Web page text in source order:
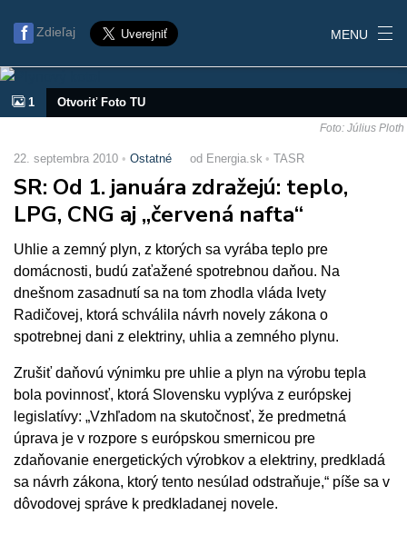
Zdieľaj MENU
1 Otvoriť Foto TU
Foto: Július Ploth
22. septembra 2010 Ostatné od Energia.sk TASR
SR: Od 1. januára zdražejú: teplo,
LPG, CNG aj „červená nafta“
Uhlie a zemný plyn, z ktorých sa vyrába teplo pre
domácnosti, budú zaťažené spotrebnou daňou. Na
dnešnom zasadnutí sa na tom zhodla vláda Ivety
Radičovej, ktorá schválila návrh novely zákona o
spotrebnej dani z elektriny, uhlia a zemného plynu.
Zrušiť daňovú výnimku pre uhlie a plyn na výrobu tepla
bola povinnosť, ktorá Slovensku vyplýva z európskej
legislatívy: „Vzhľadom na skutočnosť, že predmetná
úprava je v rozpore s európskou smernicou pre
zdaňovanie energetických výrobkov a elektriny, predkladá
sa návrh zákona, ktorý tento nesúlad odstraňuje,“ píše sa v
dôvodovej správe k predkladanej novele.